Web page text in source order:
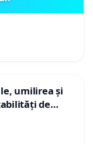
umilirea și
de